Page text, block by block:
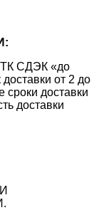
ТК СДЭК «до
от 2 до
сроки доставки
доставки